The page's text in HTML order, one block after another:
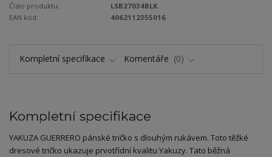
Číslo produktu:
LSB27034BLK
EAN kód:
4062112355016
Kompletní specifikace Komentáře 0
Kompletní specifikace
YAKUZA GUERRERO pánské tričko s dlouhým rukávem. Toto těžké
dresové tričko ukazuje prvotřídní kvalitu Yakuzy. Tato běžná